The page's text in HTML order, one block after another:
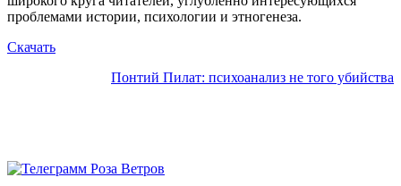
проблемами истории, психологии и этногенеза.
Скачать
Понтий Пилат: психоанализ не того убийства